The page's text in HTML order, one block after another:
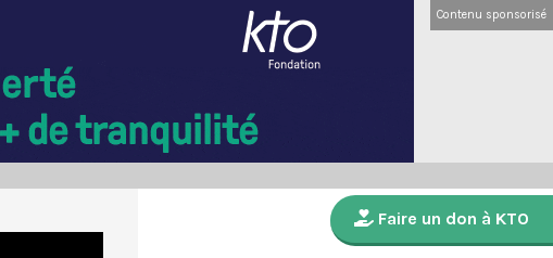
Contenu sponsorisé
Faire un don à KTO